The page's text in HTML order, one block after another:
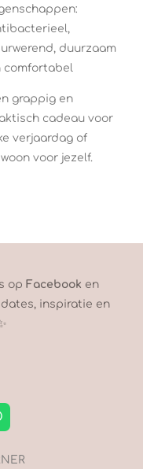
duurzaam
comfortabel
grappig en
cadeau voor
verjaardag of
voor jezelf.
op Facebook en
inspiratie en